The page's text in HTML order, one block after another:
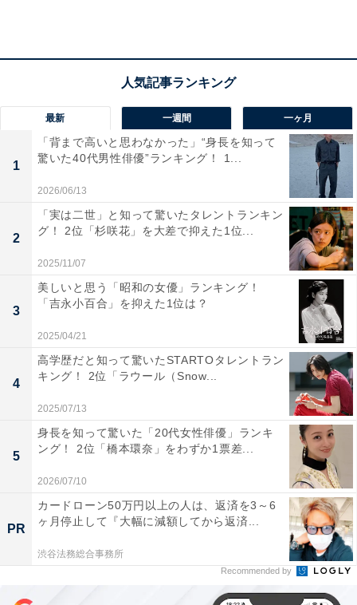
不公平を感じる場面は「上司の評価が高すぎる」
が最多
チームメンバーに対して上司のひいきによる不公平を感じたことがあるか
チームメンバーに対する上司のひいきによって、不公平
を感じたことがあるか聞いたところ、「ある」と回答し
最新 一週間 一ヶ月
1
「背まで高いと思わなかった」“身長を知って
驚いた40代男性俳優”ランキング！ 1...
2026/06/13
2
「実は二世」と知って驚いたタレントランキン
グ！ 2位「杉咲花」を大差で抑えた1位...
2025/11/07
3
美しいと思う「昭和の女優」ランキング！
「吉永小百合」を抑えた1位は？
2025/04/21
4
高学歴だと知って驚いたSTARTOタレントラン
キング！ 2位「ラウール（Snow...
2025/07/13
5
身長を知って驚いた「20代女性俳優」ランキ
ング！ 2位「橋本環奈」をわずか1票差...
2026/07/10
PR
カードローン50万円以上の人は、返済を3～6
ヶ月停止して『大幅に減額してから返済...
渋谷法務総合事務所
Recommended by